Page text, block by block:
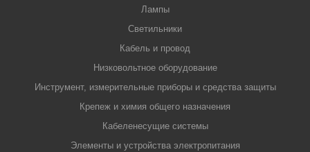
Лампы
Светильники
Кабель и провод
Низковольтное оборудование
Инструмент, измерительные приборы и средства защиты
Крепеж и химия общего назначения
Кабеленесущие системы
Элементы и устройства электропитания